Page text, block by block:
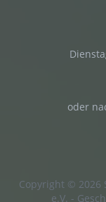
oder
Copyright © 2026
e.V. -